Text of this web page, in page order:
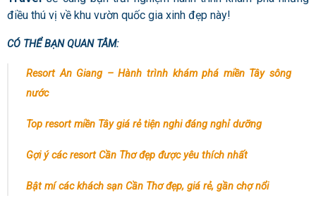
điều thú vị về khu vườn quốc gia xinh đẹp này!
CÓ THỂ BẠN QUAN TÂM:
Resort An Giang – Hành trình khám phá miền Tây sông
nước
Top resort miền Tây giá rẻ tiện nghi đáng nghỉ dưỡng
Gợi ý các resort Cần Thơ đẹp được yêu thích nhất
Bật mí các khách sạn Cần Thơ đẹp, giá rẻ, gần chợ nổi